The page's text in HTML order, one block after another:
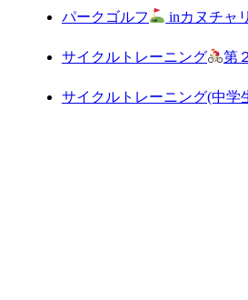
パークゴルフ inカヌチャ
サイクルトレーニング 第
サイクルトレーニング(中学